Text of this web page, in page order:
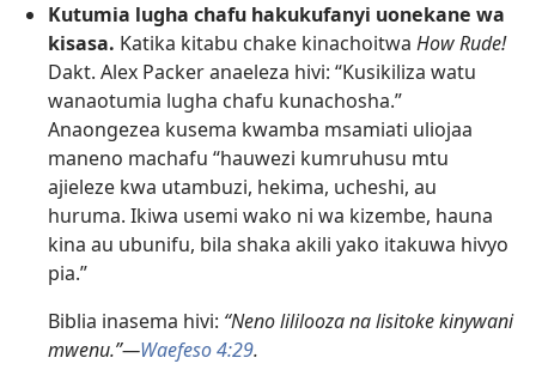
Kutumia lugha chafu hakukufanyi uonekane wa
kisasa. Katika kitabu chake kinachoitwa How Rude!
Dakt. Alex Packer anaeleza hivi: “Kusikiliza watu
wanaotumia lugha chafu kunachosha.”
Anaongezea kusema kwamba msamiati uliojaa
maneno machafu “hauwezi kumruhusu mtu
ajieleze kwa utambuzi, hekima, ucheshi, au
huruma. Ikiwa usemi wako ni wa kizembe, hauna
kina au ubunifu, bila shaka akili yako itakuwa hivyo
pia.”
Biblia inasema hivi: “Neno lililooza na lisitoke kinywani
mwenu.”​—Waefeso 4:​29.